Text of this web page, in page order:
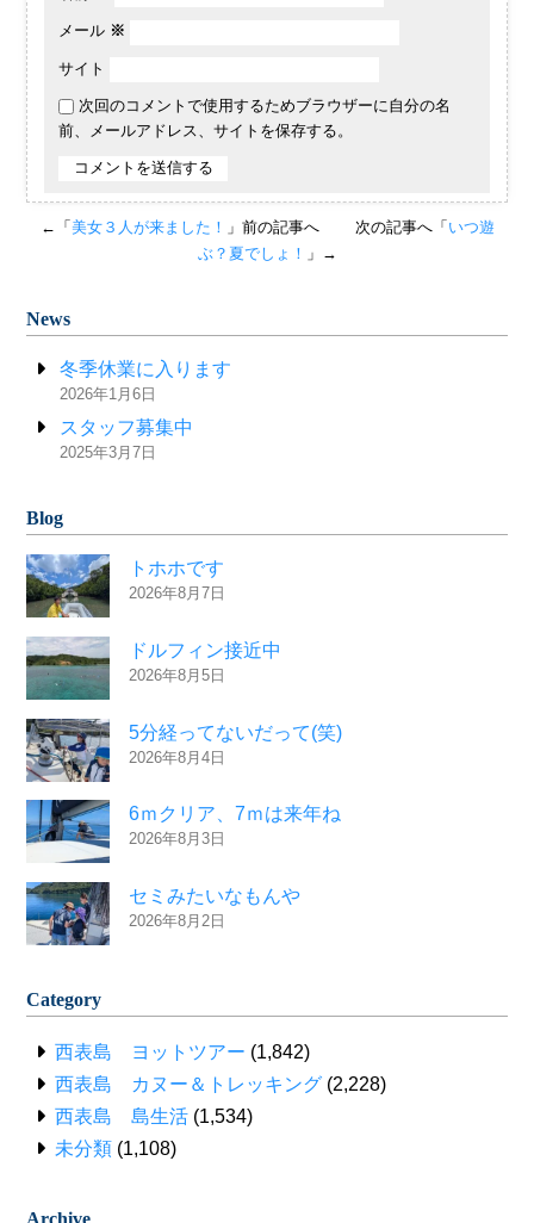
メール ※
サイト
次回のコメントで使用するためブラウザーに自分の名
前、メールアドレス、サイトを保存する。
←「美女３人が来ました！ 」前の記事へ 次の記事へ「いつ遊
ぶ？夏でしょ！ 」→
News
冬季休業に入ります
2026年1月6日
スタッフ募集中
2025年3月7日
Blog
トホホです
2026年8月7日
ドルフィン接近中
2026年8月5日
5分経ってないだって(笑)
2026年8月4日
6ｍクリア、7ｍは来年ね
2026年8月3日
セミみたいなもんや
2026年8月2日
Category
西表島 ヨットツアー (1,842)
西表島 カヌー＆トレッキング (2,228)
西表島 島生活 (1,534)
未分類 (1,108)